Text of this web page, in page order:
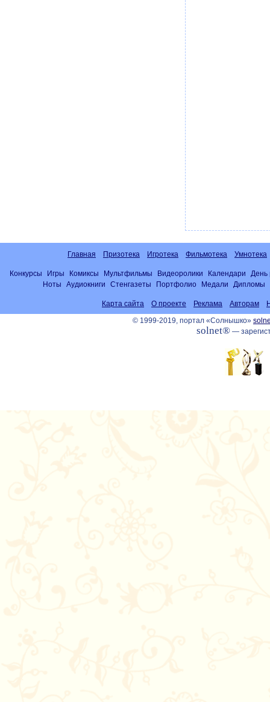
Главная Призотека Игротека Фильмотека Умнотека
Конкурсы Игры Комиксы Мультфильмы Видеоролики Календари
День
Ноты
Аудиокниги Стенгазеты Портфолио Медали Дипломы
Карта сайта О проекте Реклама Авторам
© 1999-2019, портал «Солнышко»
solnet®—